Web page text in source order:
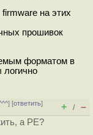
на этих
прошивок
форматом в
логично
] [ответить]
+ / –
а PE?